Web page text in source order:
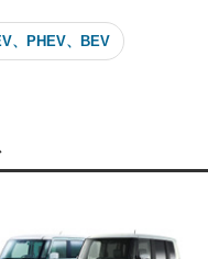
、PHEV、BEV